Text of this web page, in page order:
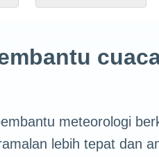
meteorologi
lebih tepat dan